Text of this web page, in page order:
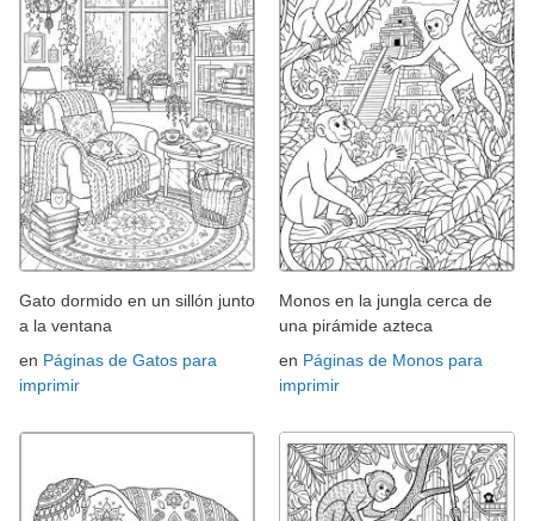
Gato dormido en un sillón junto
a la ventana
en Páginas de Gatos para
imprimir
Monos en la jungla cerca de
una pirámide azteca
en Páginas de Monos para
imprimir